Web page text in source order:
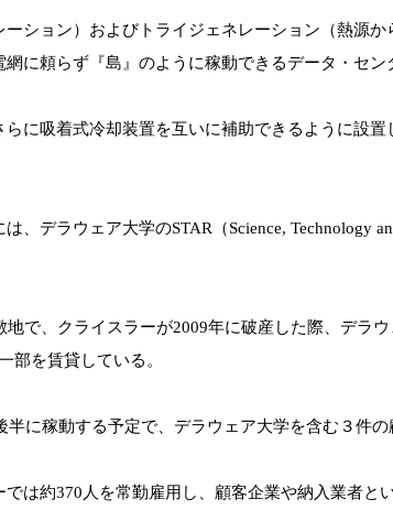
ション）およびトライジェネレーション（熱源
に頼らず『島』のように稼動できるデータ・セ
に吸着式冷却装置を互いに補助できるように設
、デラウェア大学のSTAR（Science, Technology
で、クライスラーが2009年に破産した際、デラ
部を賃貸している。
に稼動する予定で、デラウェア大学を含む３件の
は約370人を常勤雇用し、顧客企業や納入業者と